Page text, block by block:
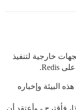
خارجية لتنفيذ
البيئة وإخباره
فأقترح - وأعتقد أن